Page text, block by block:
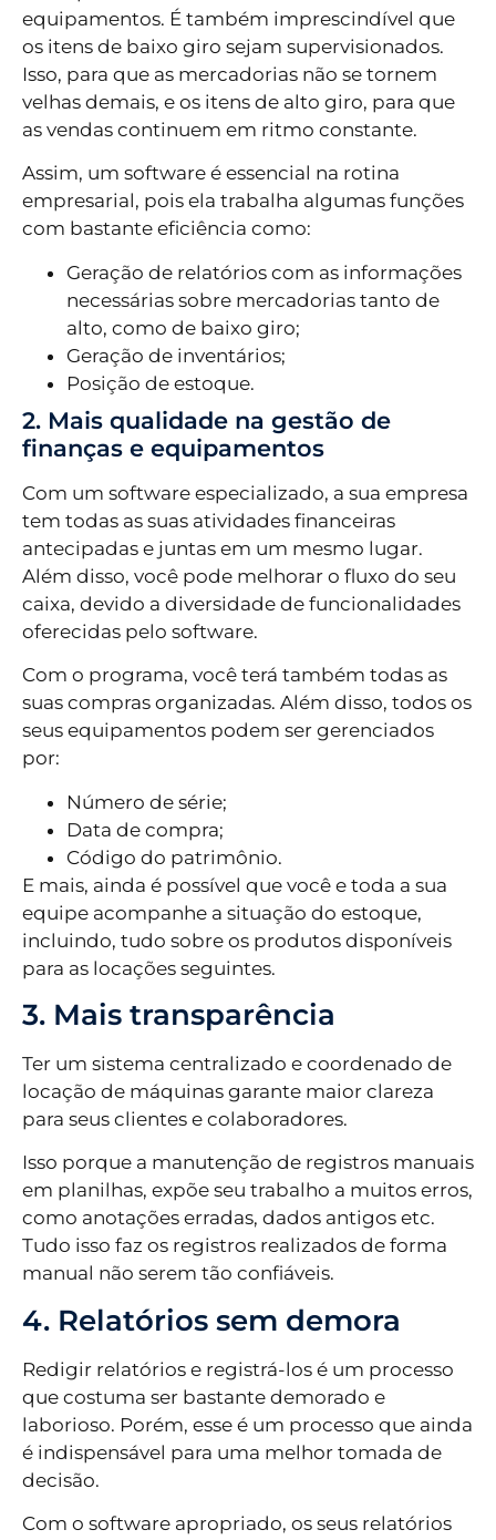
equipamentos. É também imprescindível que
os itens de baixo giro sejam supervisionados.
Isso, para que as mercadorias não se tornem
velhas demais, e os itens de alto giro, para que
as vendas continuem em ritmo constante.
Assim, um software é essencial na rotina
empresarial, pois ela trabalha algumas funções
com bastante eficiência como:
Geração de relatórios com as informações
necessárias sobre mercadorias tanto de
alto, como de baixo giro;
Geração de inventários;
Posição de estoque.
2. Mais qualidade na gestão de
finanças e equipamentos
Com um software especializado, a sua empresa
tem todas as suas atividades financeiras
antecipadas e juntas em um mesmo lugar.
Além disso, você pode melhorar o fluxo do seu
caixa, devido a diversidade de funcionalidades
oferecidas pelo software.
Com o programa, você terá também todas as
suas compras organizadas. Além disso, todos os
seus equipamentos podem ser gerenciados
por:
Número de série;
Data de compra;
Código do patrimônio.
E mais, ainda é possível que você e toda a sua
equipe acompanhe a situação do estoque,
incluindo, tudo sobre os produtos disponíveis
para as locações seguintes.
3. Mais transparência
Ter um sistema centralizado e coordenado de
locação de máquinas garante maior clareza
para seus clientes e colaboradores.
Isso porque a manutenção de registros manuais
em planilhas, expõe seu trabalho a muitos erros,
como anotações erradas, dados antigos etc.
Tudo isso faz os registros realizados de forma
manual não serem tão confiáveis.
4. Relatórios sem demora
Redigir relatórios e registrá-los é um processo
que costuma ser bastante demorado e
laborioso. Porém, esse é um processo que ainda
é indispensável para uma melhor tomada de
decisão.
Com o software apropriado, os seus relatórios